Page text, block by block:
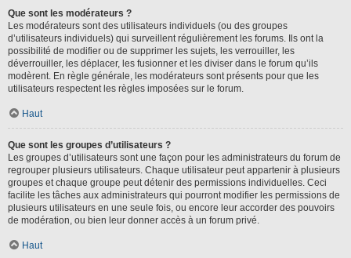
Que sont les modérateurs ?
Les modérateurs sont des utilisateurs individuels (ou des groupes
d’utilisateurs individuels) qui surveillent régulièrement les forums. Ils ont la
possibilité de modifier ou de supprimer les sujets, les verrouiller, les
déverrouiller, les déplacer, les fusionner et les diviser dans le forum qu’ils
modèrent. En règle générale, les modérateurs sont présents pour que les
utilisateurs respectent les règles imposées sur le forum.
Haut
Que sont les groupes d’utilisateurs ?
Les groupes d’utilisateurs sont une façon pour les administrateurs du forum de
regrouper plusieurs utilisateurs. Chaque utilisateur peut appartenir à plusieurs
groupes et chaque groupe peut détenir des permissions individuelles. Ceci
facilite les tâches aux administrateurs qui pourront modifier les permissions de
plusieurs utilisateurs en une seule fois, ou encore leur accorder des pouvoirs
de modération, ou bien leur donner accès à un forum privé.
Haut